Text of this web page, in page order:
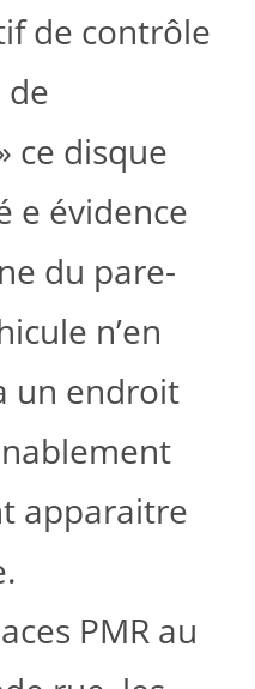
de contrôle
de
ce disque
e évidence
du pare-
n’en
un endroit
apparaitre
PMR au